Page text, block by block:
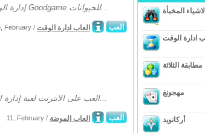
إدارة الوقت على الإنترنت استيعاب جديدة يتم إنشاء لعبة ديسكو Goodgame للحيوانات...
العب February / العاب ادارة الوقت
العب على الانترنت لعبة إدارة الوقت الجديدة تحت عنوان غودغيم فاشن إذا ما كنت من...
العب 11, February / العاب الموضة
الاشياء المخبأة
ادارة الوقت
مطابقة الثلاثة
مهجونغ
أركانويد